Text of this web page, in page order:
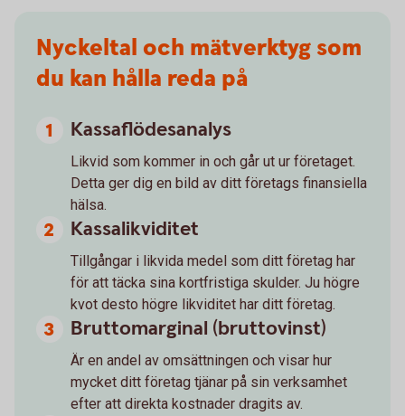
Nyckeltal och mätverktyg som
du kan hålla reda på
Kassaflödesanalys
Likvid som kommer in och går ut ur företaget.
Detta ger dig en bild av ditt företags finansiella
hälsa.
Kassalikviditet
Tillgångar i likvida medel som ditt företag har
för att täcka sina kortfristiga skulder. Ju högre
kvot desto högre likviditet har ditt företag.
Bruttomarginal (bruttovinst)
Är en andel av omsättningen och visar hur
mycket ditt företag tjänar på sin verksamhet
efter att direkta kostnader dragits av.